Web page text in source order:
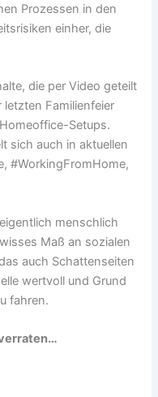
Prozessen in den
einher, die
die per Video geteilt
Familienfeier
Setups.
sich auch in aktuellen
#WorkingFromHome,
menschlich
Maß an sozialen
auch Schattenseiten
wertvoll und Grund
fahren.